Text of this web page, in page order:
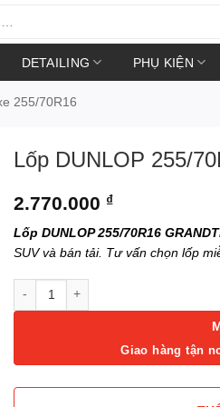
DETAILING PHỤ KIỆN
255/70R16
Lốp DUNLOP 255/
2.770.000 ₫
Lốp DUNLOP 255/70R16
SUV và bán tải. Tư vấn chọn lốp
Giao hàng tận